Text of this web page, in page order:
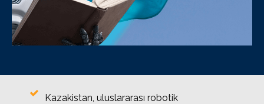
Kazakistan, uluslararası robotik